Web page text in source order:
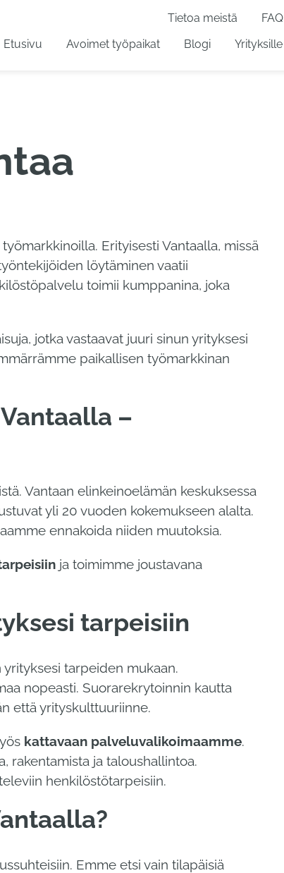
Etusivu Avoimet työpaikat Blogi Yrityksille
Tietoa meistä FAQ
Erityisesti Vantaalla, missä
löytäminen vaatii
toimii kumppanina, joka
jotka vastaavat juuri sinun yrityksesi
paikallisen työmarkkinan
–
Vantaan elinkeinoelämän keskuksessa
yli 20 vuoden kokemukseen alalta.
ennakoida niiden muutoksia.
ja toimimme joustavana
tarpeisiin
tarpeiden mukaan.
nopeasti. Suorarekrytoinnin kautta
että yrityskulttuuriinne.
kattavaan palveluvalikoimaamme.
rakentamista ja taloushallintoa.
henkilöstötarpeisiin.
Emme etsi vain tilapäisiä